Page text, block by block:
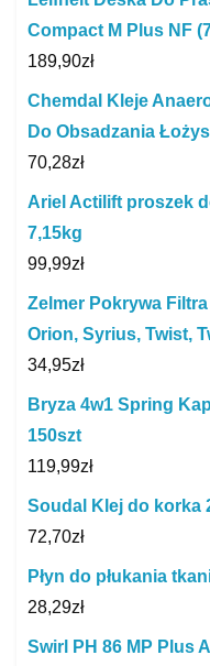
Compact M Plus NF
189,90zł
Chemdal Kleje
Do Obsadzania
70,28zł
Ariel Actilift proszek
7,15kg
99,99zł
Zelmer Pokrywa
Orion, Syrius, Twist,
34,95zł
Bryza 4w1 Spring
150szt
119,99zł
Soudal Klej do korka
72,70zł
Płyn do płukania
28,29zł
Swirl PH 86 MP Plus